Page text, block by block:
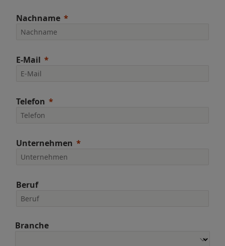
Nachname
E-Mail
Telefon
Unternehmen
Beruf
Branche